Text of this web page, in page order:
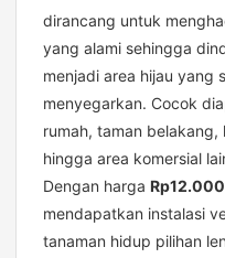
dirancang untuk
yang alami sehingga
menjadi area hijau yang
menyegarkan. Cocok
rumah, taman
hingga area komersial
Dengan harga
mendapatkan instalasi
tanaman hidup pilihan